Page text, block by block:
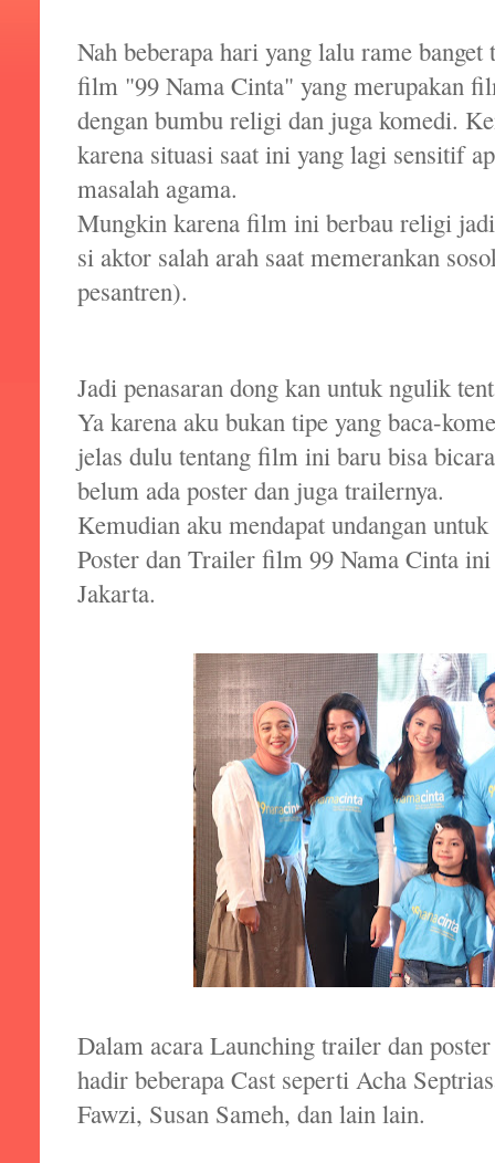
Nah beberapa hari yang lalu rame
film "99 Nama Cinta" yang merupakan
dengan bumbu religi dan juga komedi.
karena situasi saat ini yang lagi sensitif
masalah agama.
Mungkin karena film ini berbau religi
si aktor salah arah saat memerankan
pesantren).
Jadi penasaran dong kan untuk ngulik
Ya karena aku bukan tipe yang baca-
jelas dulu tentang film ini baru bisa
belum ada poster dan juga trailernya.
Kemudian aku mendapat undangan
Poster dan Trailer film 99 Nama Cinta
Jakarta.
Dalam acara Launching trailer dan
hadir beberapa Cast seperti Acha
Fawzi, Susan Sameh, dan lain lain.